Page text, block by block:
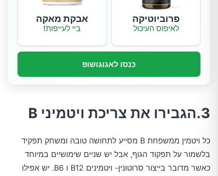
פרוביוטיקה
לאיפוס העיכול
אבקת מאקה
ביי לעייפות!
כנסו לאגוגושופ
3.הגבירו את צריכת ויטמיני B
כל ויטמין ממשפחת B מסייע לתחושה טובה ומשחק תפקיד
בלשמור על תפקוד הגוף, אבל יש שניים שימושיים במיוחד
כאשר מדובר בייצור סרוטונין- ויטמינים B12 ו B6. יש אפילו